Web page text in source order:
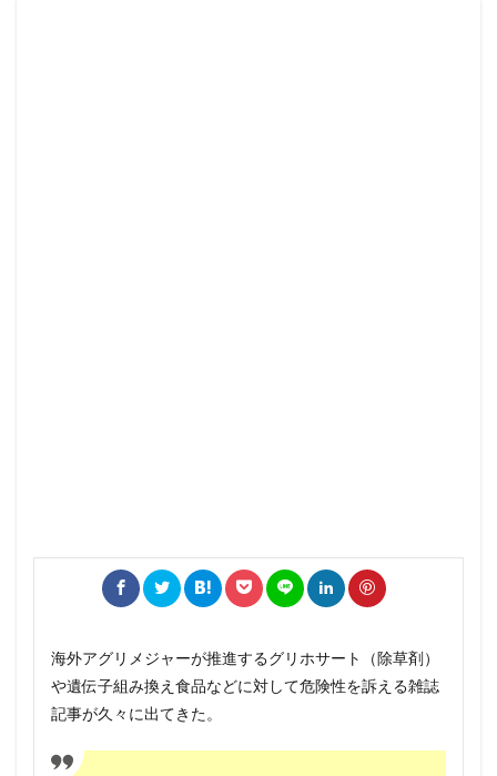
海外アグリメジャーが推進するグリホサート（除草剤）
や遺伝子組み換え食品などに対して危険性を訴える雑誌
記事が久々に出てきた。